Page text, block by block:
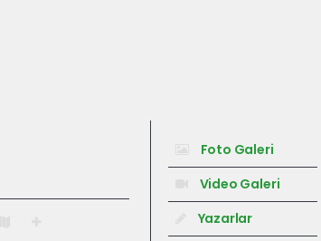
Foto Galeri
Video Galeri
Yazarlar